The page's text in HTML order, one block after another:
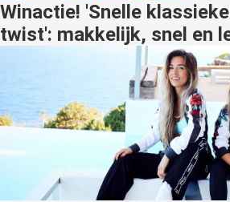
Winactie! 'Snelle
twist': makkelijk, snel en